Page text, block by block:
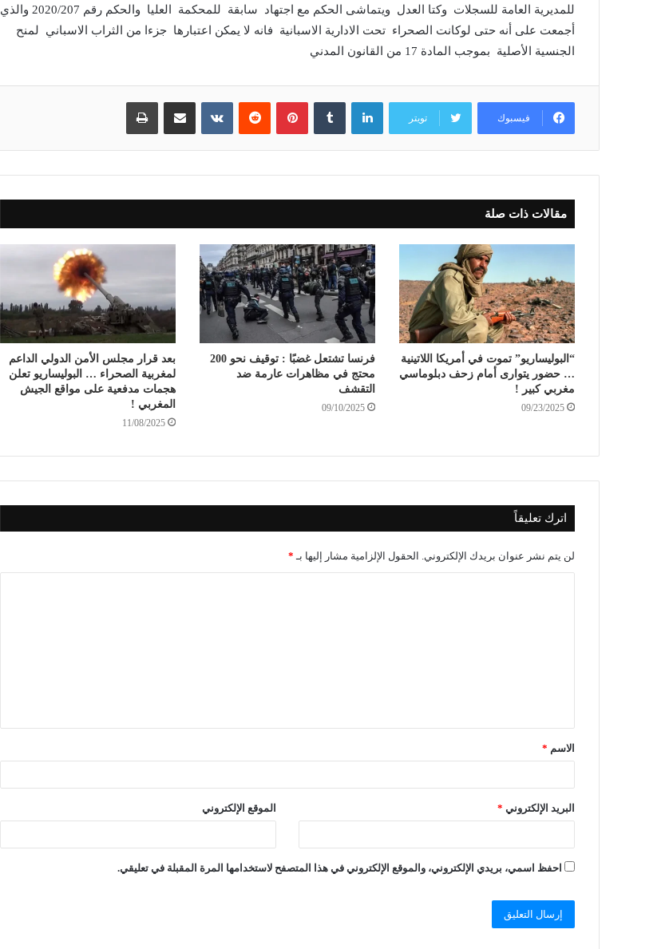
للمديرية العامة للسجلات وكتا العدل ويتماشى الحكم مع اجتهاد سابقة للمحكمة العليا والحكم رقم 2020/207 والذي
أجمعت على أنه حتى لوكانت الصحراء تحت الادارية الاسبانية فانه لا يمكن اعتبارها جزءا من الثراب الاسباني لمنح
الجنسية الأصلية بموجب المادة 17 من القانون المدني
فيسبوك تويتر
لينكدإن بينتيريست مشاركة عبر البريد طباعة
مقالات ذات صلة
“البوليساريو” تموت في أمريكا اللاتينية
… حضور يتوارى أمام زحف دبلوماسي
مغربي كبير !
09/23/2025
فرنسا تشتعل غضبًا : توقيف نحو 200
محتج في مظاهرات عارمة ضد
التقشف
09/10/2025
بعد قرار مجلس الأمن الدولي الداعم
لمغربية الصحراء … البوليساريو تعلن
هجمات مدفعية على مواقع الجيش
المغربي !
11/08/2025
اترك تعليقاً
لن يتم نشر عنوان بريدك الإلكتروني. الحقول الإلزامية مشار إليها بـ *
الاسم *
البريد الإلكتروني * الموقع الإلكتروني
احفظ اسمي، بريدي الإلكتروني، والموقع الإلكتروني في هذا المتصفح لاستخدامها المرة المقبلة في تعليقي.